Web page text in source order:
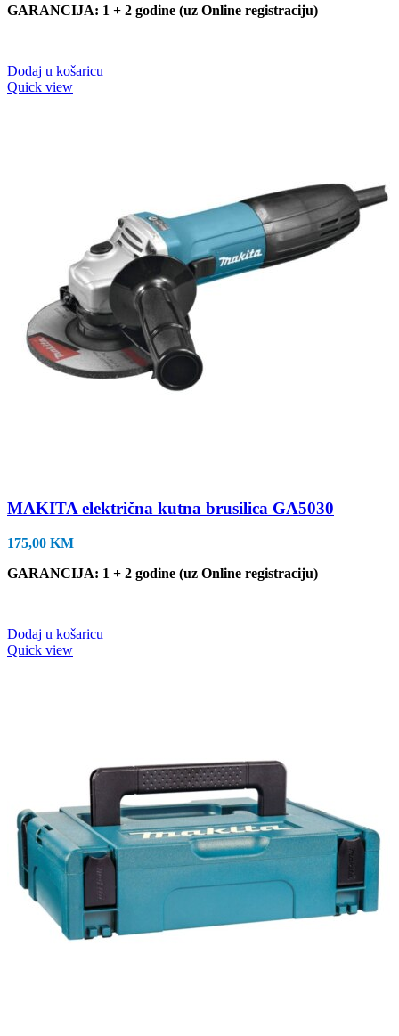
GARANCIJA: 1 + 2 godine (uz Online registraciju)
Dodaj u košaricu
Quick view
MAKITA električna kutna brusilica GA5030
175,00 KM
GARANCIJA: 1 + 2 godine (uz Online registraciju)
Dodaj u košaricu
Quick view